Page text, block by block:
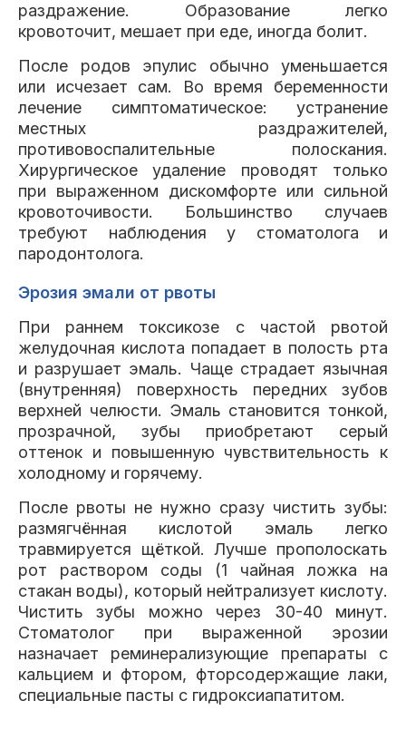
раздражение. Образование легко
кровоточит, мешает при еде, иногда болит.
После родов эпулис обычно уменьшается
или исчезает сам. Во время беременности
лечение симптоматическое: устранение
местных раздражителей,
противовоспалительные полоскания.
Хирургическое удаление проводят только
при выраженном дискомфорте или сильной
кровоточивости. Большинство случаев
требуют наблюдения у стоматолога и
пародонтолога.
Эрозия эмали от рвоты
При раннем токсикозе с частой рвотой
желудочная кислота попадает в полость рта
и разрушает эмаль. Чаще страдает язычная
(внутренняя) поверхность передних зубов
верхней челюсти. Эмаль становится тонкой,
прозрачной, зубы приобретают серый
оттенок и повышенную чувствительность к
холодному и горячему.
После рвоты не нужно сразу чистить зубы:
размягчённая кислотой эмаль легко
травмируется щёткой. Лучше прополоскать
рот раствором соды (1 чайная ложка на
стакан воды), который нейтрализует кислоту.
Чистить зубы можно через 30-40 минут.
Стоматолог при выраженной эрозии
назначает реминерализующие препараты с
кальцием и фтором, фторсодержащие лаки,
специальные пасты с гидроксиапатитом.